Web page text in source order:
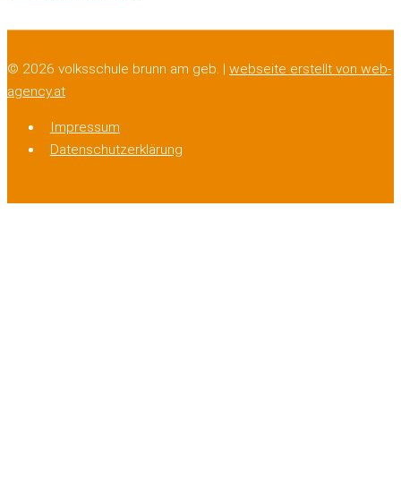
© 2026 volksschule brunn am geb. | webseite erstellt von web-
agency.at
Impressum
Datenschutzerklärung